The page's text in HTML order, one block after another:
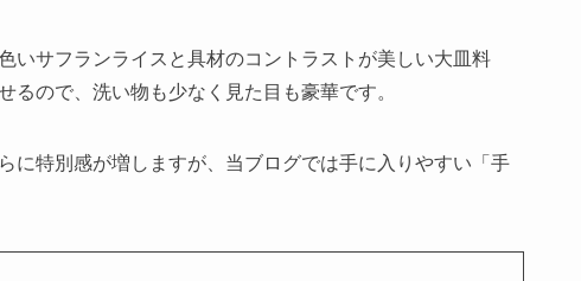
いサフランライスと具材のコントラストが美しい大皿料
ので、洗い物も少なく見た目も豪華です。
に特別感が増しますが、当ブログでは手に入りやすい「手